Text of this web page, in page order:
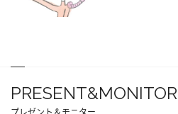
PRESENT&MONITOR